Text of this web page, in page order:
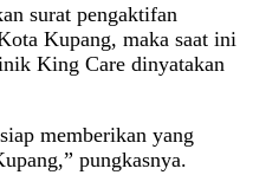
surat pengaktifan
Kupang, maka saat ini
King Care dinyatakan
memberikan yang
pungkasnya.